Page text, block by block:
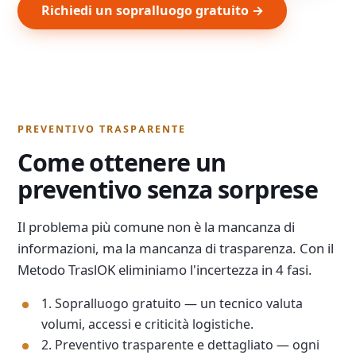
Richiedi un sopralluogo gratuito →
PREVENTIVO TRASPARENTE
Come ottenere un
preventivo senza sorprese
Il problema più comune non è la mancanza di
informazioni, ma la mancanza di trasparenza. Con il
Metodo TraslOK eliminiamo l'incertezza in 4 fasi.
1. Sopralluogo gratuito — un tecnico valuta
volumi, accessi e criticità logistiche.
2. Preventivo trasparente e dettagliato — ogni